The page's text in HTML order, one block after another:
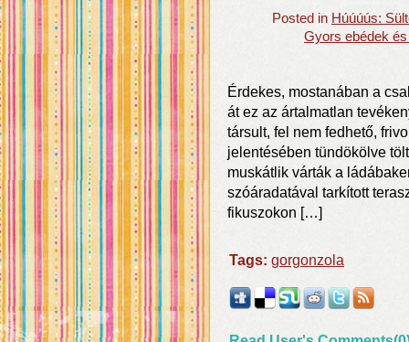
Posted in Húúúús:
Gyors ebédek
Érdekes, mostanában a
át ez az ártalmatlan
társult, fel nem fedhető,
jelentésében tündökölve
muskátlik várták a
szóáradatával tarkított
fikuszokon […]
Tags: gorgonzola